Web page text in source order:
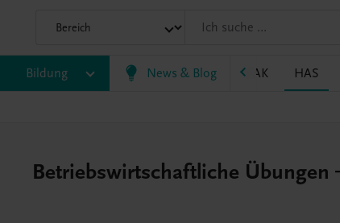
Bildung News & Blog
BRP BS EWF/ZWF FW HAK HAS
Betriebswirtschaftliche Übungen